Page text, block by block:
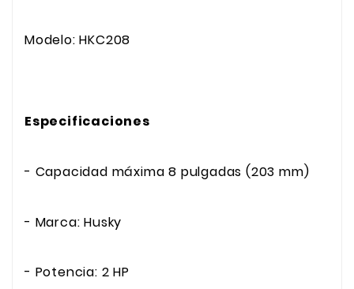
Modelo: HKC208
Especificaciones
- Capacidad máxima 8 pulgadas (203 mm)
- Marca: Husky
- Potencia: 2 HP